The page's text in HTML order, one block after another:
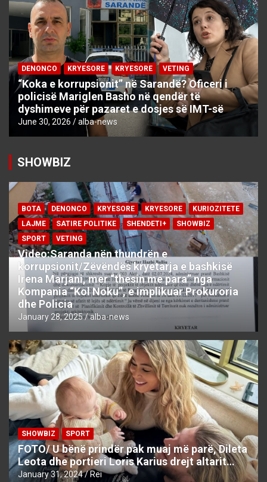
DENONCO KRYESORE KRYESORE VETING
“Koka e korrupsionit” në Sarandë? Oficeri i
policisë Mariglen Basho në qendër të
dyshimeve për pazaret e dosjes së IMT-së
June 30, 2026 alba-news
SHOWBIZ
BOTA DENONCO KRYESORE KRYESORE
KURIOZITETE
LAJME
SATIRE POLITIKE SHENDETI+
SHOWBIZ
SPORT
VETING
Video:Saranda nën thundrën e
korrupsionit/Zëvëndës kryetarja e bashkisë
Irena Marjani, mer “thesin me para” nga
Kompania “Kol Noku”, e implikuar Prokuroria
dhe Policia
January 28, 2025 alba-news
SHOWBIZ SPORT
FOTO/ U bënë prindër pak muaj më parë, Dileta
Leota dhe portieri Loris Karius drejt altarit…
January 31, 2024 Rei